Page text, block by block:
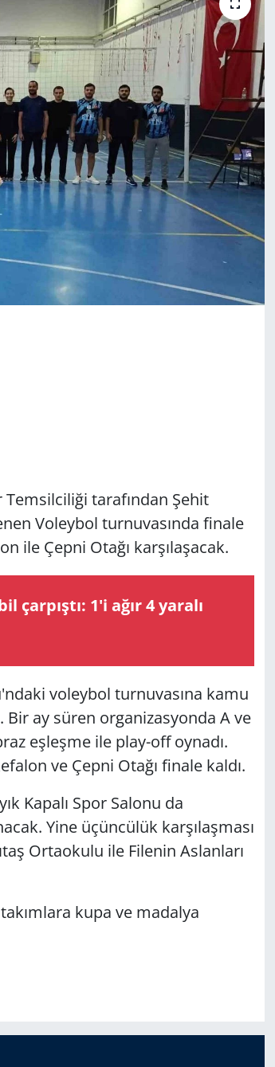
tarafından Şehit
Voleybol turnuvasında finale
ile Çepni Otağı karşılaşacak.
çarpıştı: 1'i ağır 4 yaralı
voleybol turnuvasına kamu
Bir ay süren organizasyonda A ve
eşleşme ile play-off oynadı.
ve Çepni Otağı finale kaldı.
Kapalı Spor Salonu da
Yine üçüncülük karşılaşması
Ortaokulu ile Filenin Aslanları
kupa ve madalya